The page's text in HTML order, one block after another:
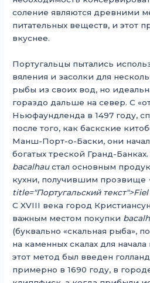
соление являются древними
питательных веществ, и этот
вкуснее.
Португальцы пытались
вяления и засолки для
рыбы из своих вод, но
гораздо дальше на север. С
Ньюфаундленда в 1497 году,
после того, как баскские
Манш-Порт-о-Баски, они
богатых треской Гранд-
bacalhauстал основным
кухни, получившим прозвище
title="Португальский текст">
С XVIII века город
важным местом покупки
(буквально «скальная рыба»,
на каменных скалах для
этот метод был введен
примерно в 1690 году, в